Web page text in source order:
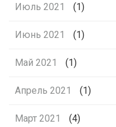
Июль 2021 (1)
Июнь 2021 (1)
Май 2021 (1)
Апрель 2021 (1)
Март 2021 (4)